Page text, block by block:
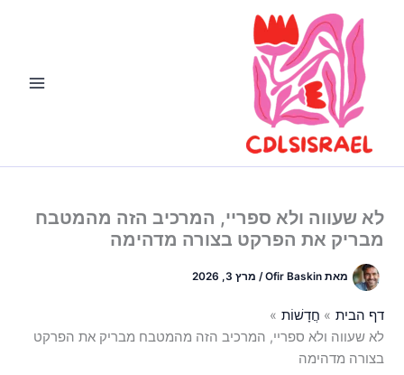
לא שעווה ולא ספריי, המרכיב הזה מהמטבח
מבריק את הפרקט בצורה מדהימה
מאתOfir Baskin
/ מרץ 3, 2026
דף הבית
חֲדָשׁוֹת
לא שעווה ולא ספריי, המרכיב הזה מהמטבח מבריק את הפרקט
בצורה מדהימה